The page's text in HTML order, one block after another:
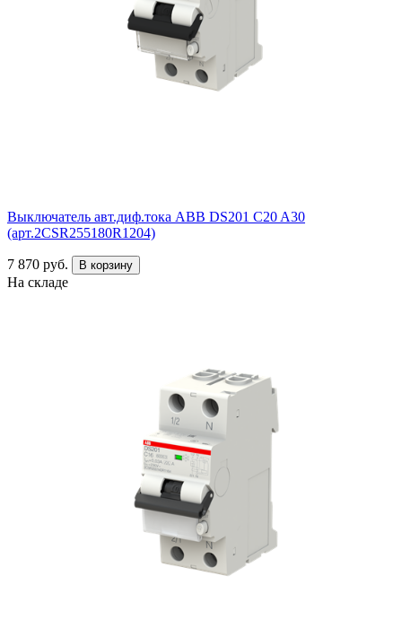
Выключатель авт.диф.тока ABB DS201 C20 A30
(арт.2CSR255180R1204)
7 870 руб. В корзину
На складе